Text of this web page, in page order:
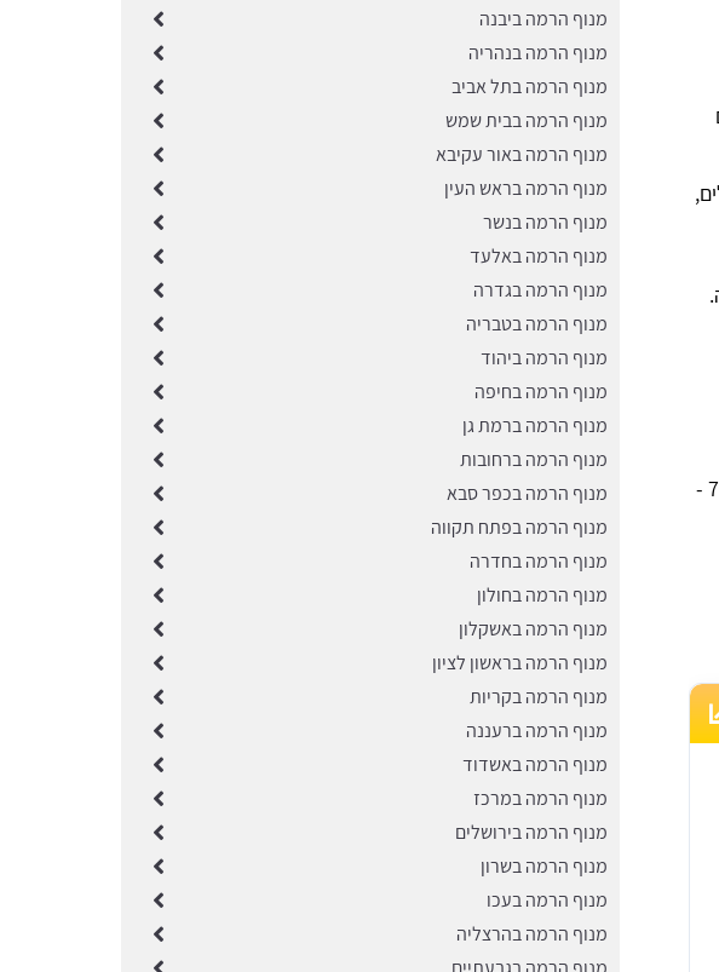
השכרת מנופי הרמה בפרדס חנה עד קומה זו, תעלה לכם בין כ-700 -
מנוף הרמה ביבנה
מנוף הרמה בנהריה
מנוף הרמה בתל אביב
מנוף הרמה בבית שמש
מנוף הרמה באור עקיבא
מנוף הרמה בראש העין
מנוף הרמה בנשר
מנוף הרמה באלעד
מנוף הרמה בגדרה
מנוף הרמה בטבריה
מנוף הרמה ביהוד
מנוף הרמה בחיפה
מנוף הרמה ברמת גן
מנוף הרמה ברחובות
מנוף הרמה בכפר סבא
מנוף הרמה בפתח תקווה
מנוף הרמה בחדרה
מנוף הרמה בחולון
מנוף הרמה באשקלון
מנוף הרמה בראשון לציון
מנוף הרמה בקריות
מנוף הרמה ברעננה
מנוף הרמה באשדוד
מנוף הרמה במרכז
מנוף הרמה בירושלים
מנוף הרמה בשרון
מנוף הרמה בעכו
מנוף הרמה בהרצליה